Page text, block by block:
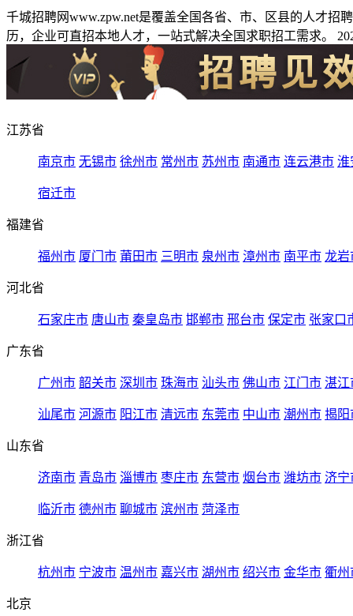
千城招聘网www.zpw.net是覆盖全国各省、市、区县的人才
历，企业可直招本地人才，一站式解决全国求职招工需求。
江苏省
南京市 无锡市 徐州市 常州市 苏州市 南通市 连云港市 淮
宿迁市
福建省
福州市 厦门市 莆田市 三明市 泉州市 漳州市 南平市 龙岩
河北省
石家庄市 唐山市 秦皇岛市 邯郸市 邢台市 保定市 张家口
广东省
广州市 韶关市 深圳市 珠海市 汕头市 佛山市 江门市 湛江
汕尾市 河源市 阳江市 清远市 东莞市 中山市 潮州市 揭阳
山东省
济南市 青岛市 淄博市 枣庄市 东营市 烟台市 潍坊市 济宁
临沂市 德州市 聊城市 滨州市 菏泽市
浙江省
杭州市 宁波市 温州市 嘉兴市 湖州市 绍兴市 金华市 衢州
北京